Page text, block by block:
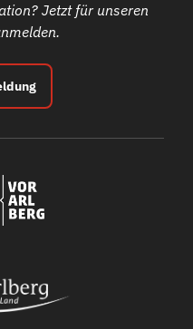
Jetzt für unseren